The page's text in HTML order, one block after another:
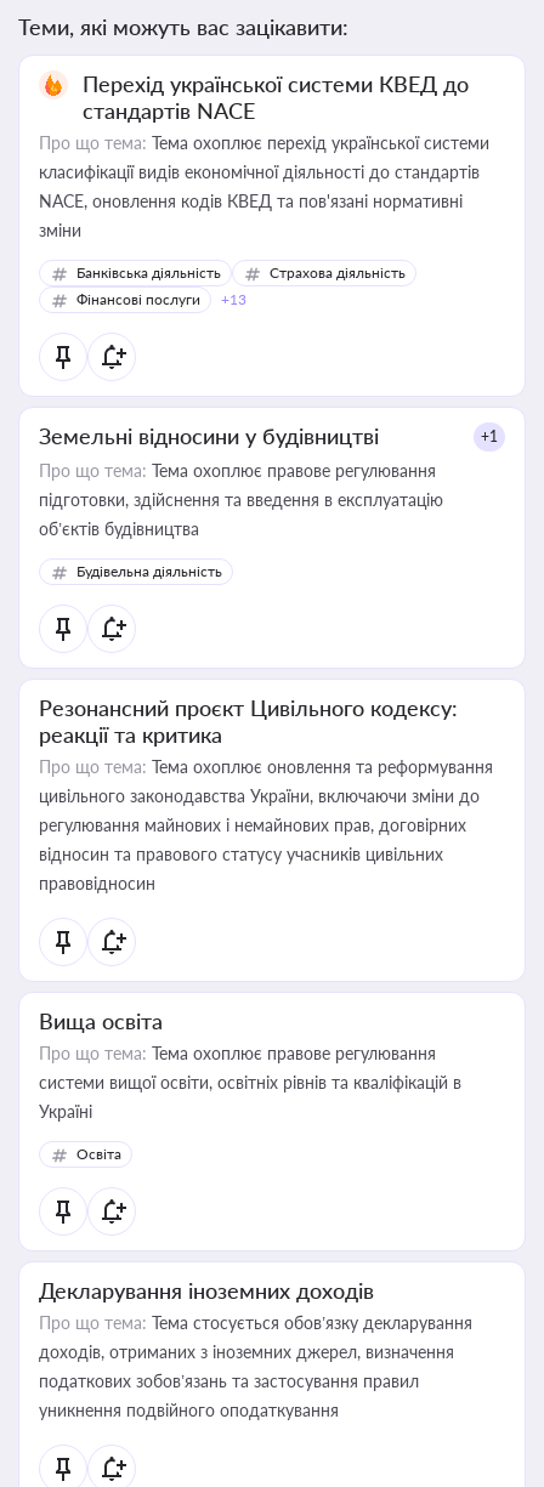
Теми, які можуть вас зацікавити:
Перехід української системи КВЕД до
стандартів NACE
Про що тема: Тема охоплює перехід української системи
класифікації видів економічної діяльності до стандартів
NACE, оновлення кодів КВЕД та пов'язані нормативні
зміни
Банківська діяльність
Страхова діяльність
Фінансові послуги
+13
Земельні відносини у будівництві +1
Про що тема: Тема охоплює правове регулювання
підготовки, здійснення та введення в експлуатацію
об’єктів будівництва
Будівельна діяльність
Резонансний проєкт Цивільного кодексу:
реакції та критика
Про що тема: Тема охоплює оновлення та реформування
цивільного законодавства України, включаючи зміни до
регулювання майнових і немайнових прав, договірних
відносин та правового статусу учасників цивільних
правовідносин
Вища освіта
Про що тема: Тема охоплює правове регулювання
системи вищої освіти, освітніх рівнів та кваліфікацій в
Україні
Освіта
Декларування іноземних доходів
Про що тема: Тема стосується обов’язку декларування
доходів, отриманих з іноземних джерел, визначення
податкових зобов’язань та застосування правил
уникнення подвійного оподаткування